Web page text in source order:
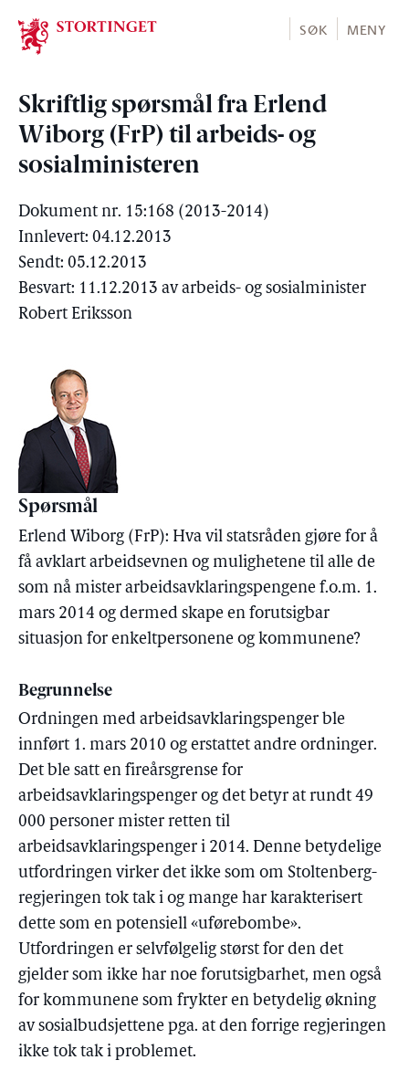
Stortinget.no
SØK MENY
Skriftlig spørsmål fra Erlend
Wiborg (FrP) til arbeids- og
sosialministeren
Dokument nr. 15:168 (2013-2014)
Innlevert: 04.12.2013
Sendt: 05.12.2013
Besvart: 11.12.2013 av arbeids- og sosialminister
Robert Eriksson
Spørsmål
Erlend Wiborg (FrP): Hva vil statsråden gjøre for å
få avklart arbeidsevnen og mulighetene til alle de
som nå mister arbeidsavklaringspengene f.o.m. 1.
mars 2014 og dermed skape en forutsigbar
situasjon for enkeltpersonene og kommunene?
Begrunnelse
Ordningen med arbeidsavklaringspenger ble
innført 1. mars 2010 og erstattet andre ordninger.
Det ble satt en fireårsgrense for
arbeidsavklaringspenger og det betyr at rundt 49
000 personer mister retten til
arbeidsavklaringspenger i 2014. Denne betydelige
utfordringen virker det ikke som om Stoltenberg-
regjeringen tok tak i og mange har karakterisert
dette som en potensiell «uførebombe».
Utfordringen er selvfølgelig størst for den det
gjelder som ikke har noe forutsigbarhet, men også
for kommunene som frykter en betydelig økning
av sosialbudsjettene pga. at den forrige regjeringen
ikke tok tak i problemet.